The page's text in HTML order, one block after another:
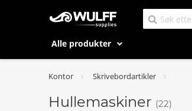
Alle produkter
Kontor Skrivebordartikler
Hullemaskiner (22)